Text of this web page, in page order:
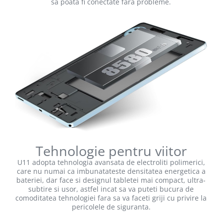
Tehnologie pentru viitor
U11 adopta tehnologia avansata de electroliti polimerici,
care nu numai ca imbunatateste densitatea energetica a
bateriei, dar face si designul tabletei mai compact, ultra-
subtire si usor, astfel incat sa va puteti bucura de
comoditatea tehnologiei fara sa va faceti griji cu privire la
pericolele de siguranta.